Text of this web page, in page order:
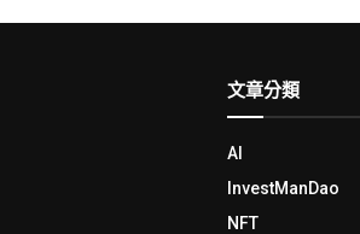
文章分類
AI
InvestManDao
NFT